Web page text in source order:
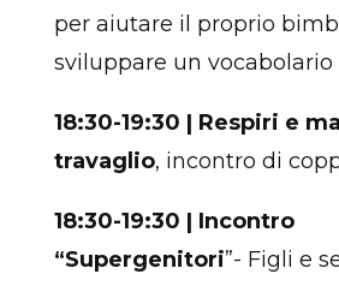
per aiutare il proprio
sviluppare un vocabolario
18:30-19:30 | Respiri e
travaglio, incontro di
18:30-19:30 | Incontro
“Supergenitori”- Figli e